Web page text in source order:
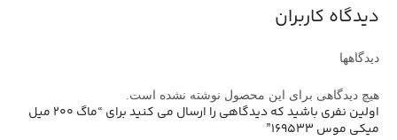
دیدگاه کاربران
دیدگاهها
هیچ دیدگاهی برای این محصول نوشته نشده است.
اولین نفری باشید که دیدگاهی را ارسال می کنید برای “ماگ 200 میل
میکی موس 169533”